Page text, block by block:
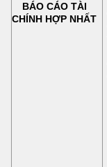
BÁO CÁO TÀI
CHÍNH HỢP NHẤT